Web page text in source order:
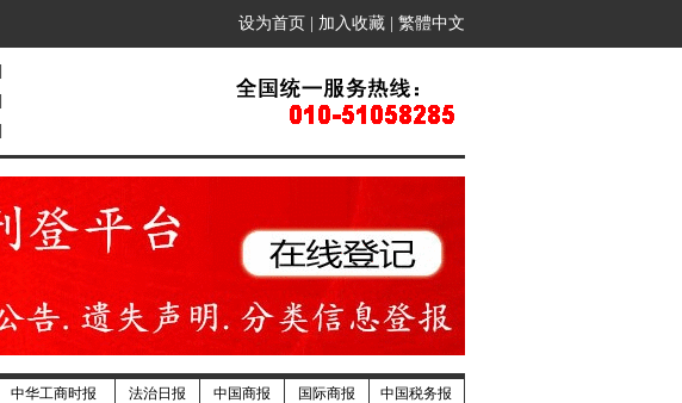
设为首页 加入收藏 繁體中文
中华工商时报 法治日报 中国商报 国际商报 中国税务报